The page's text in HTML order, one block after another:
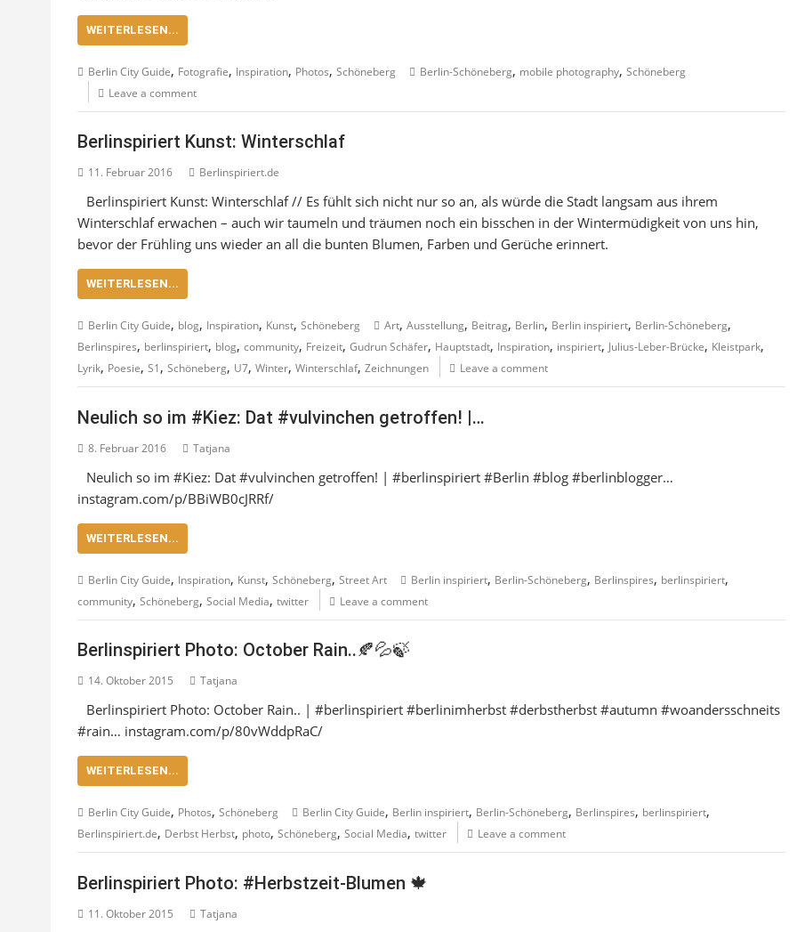
WEITERLESEN...
Berlin City Guide, Fotografie, Inspiration, Photos, Schöneberg Berlin-Schöneberg, mobile photography, Schöneberg
Leave a comment
Berlinspiriert Kunst: Winterschlaf
11. Februar 2016 Berlinspiriert.de
Berlinspiriert Kunst: Winterschlaf // Es fühlt sich nicht nur so an, als würde die Stadt langsam aus ihrem
Winterschlaf erwachen – auch wir taumeln und träumen noch ein bisschen in der Wintermüdigkeit von uns hin,
bevor der Frühling uns wieder an all die bunten Blumen, Farben und Gerüche erinnert.
WEITERLESEN...
Berlin City Guide, blog, Inspiration, Kunst, Schöneberg Art, Ausstellung, Beitrag, Berlin, Berlin inspiriert, Berlin-Schöneberg,
Berlinspires, berlinspiriert, blog, community, Freizeit, Gudrun Schäfer, Hauptstadt, Inspiration, inspiriert, Julius-Leber-Brücke, Kleistpark,
Lyrik, Poesie, S1, Schöneberg, U7, Winter, Winterschlaf, Zeichnungen Leave a comment
Neulich so im #Kiez: Dat #vulvinchen getroffen! |…
8. Februar 2016 Tatjana
Neulich so im #Kiez: Dat #vulvinchen getroffen! | #berlinspiriert #Berlin #blog #berlinblogger…
instagram.com/p/BBiWB0cJRRf/
WEITERLESEN...
Berlin City Guide, Inspiration, Kunst, Schöneberg, Street Art Berlin inspiriert, Berlin-Schöneberg, Berlinspires, berlinspiriert,
community, Schöneberg, Social Media, twitter Leave a comment
Berlinspiriert Photo: October Rain..🍂💦🍃
14. Oktober 2015 Tatjana
Berlinspiriert Photo: October Rain.. | #berlinspiriert #berlinimherbst #derbstherbst #autumn #woandersschneits
#rain… instagram.com/p/80vWddpRaC/
WEITERLESEN...
Berlin City Guide, Photos, Schöneberg Berlin City Guide, Berlin inspiriert, Berlin-Schöneberg, Berlinspires, berlinspiriert,
Berlinspiriert.de, Derbst Herbst, photo, Schöneberg, Social Media, twitter Leave a comment
Berlinspiriert Photo: #Herbstzeit-Blumen 🍁
11. Oktober 2015 Tatjana